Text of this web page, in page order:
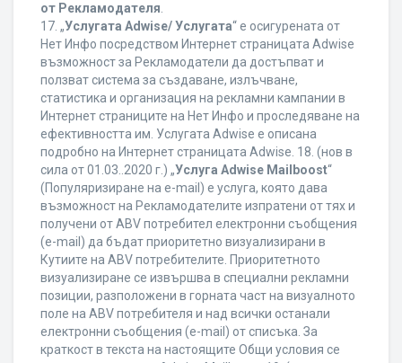
от Рекламодателя
17. „Услугата Adwise/ Услугата“ е осигурената от
Нет Инфо посредством Интернет страницата Adwise
възможност за Рекламодатели да достъпват и
ползват система за създаване, излъчване,
статистика и организация на рекламни кампании в
Интернет страниците на Нет Инфо и проследяване на
ефективността им. Услугата Adwise е описана
подробно на Интернет страницата Adwise. 18. (нов в
сила от 01.03..2020 г.) „Услуга Adwise Mailboost“
(Популяризиране на e-mail) е услуга, която дава
възможност на Рекламодателите изпратени от тях и
получени от ABV потребител електронни съобщения
(e-mail) да бъдат приоритетно визуализирани в
Кутиите на ABV потребителите. Приоритетното
визуализиране се извършва в специални рекламни
позиции, разположени в горната част на визуалното
поле на ABV потребителя и над всички останали
електронни съобщения (e-mail) от списъка. За
краткост в текста на настоящите Общи условия се